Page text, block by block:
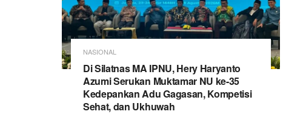
NASIONAL
Di Silatnas MA IPNU, Hery Haryanto
Azumi Serukan Muktamar NU ke-35
Kedepankan Adu Gagasan, Kompetisi
Sehat, dan Ukhuwah